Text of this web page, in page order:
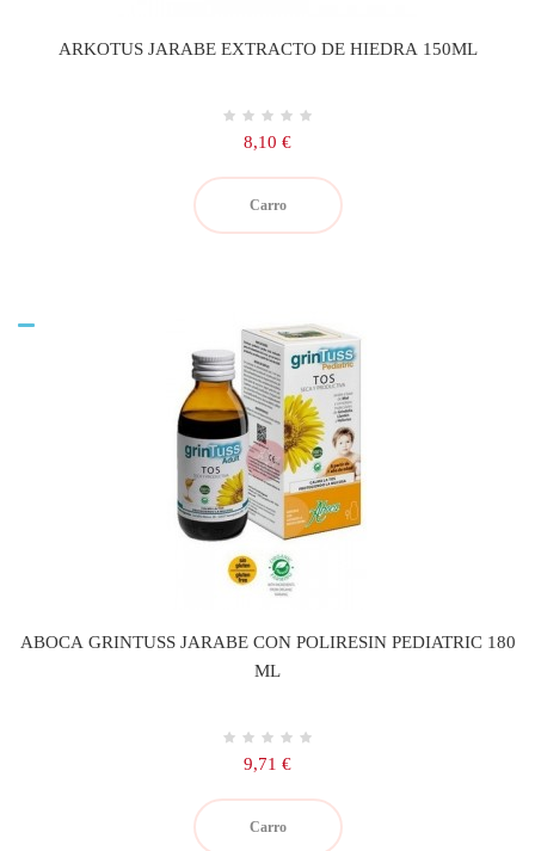
ARKOTUS JARABE EXTRACTO DE HIEDRA 150ML
Precio
8,10 €
Carro
ABOCA GRINTUSS JARABE CON POLIRESIN PEDIATRIC 180
ML
Precio
9,71 €
Carro